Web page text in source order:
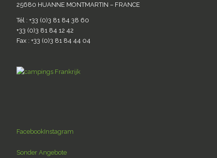
25680 HUANNE MONTMARTIN – FRANCE
Tél : +33 (0)3 81 84 38 60
+33 (0)3 81 84 12 42
Fax : +33 (0)3 81 84 44 04
FacebookInstagram
Sonder Angebote